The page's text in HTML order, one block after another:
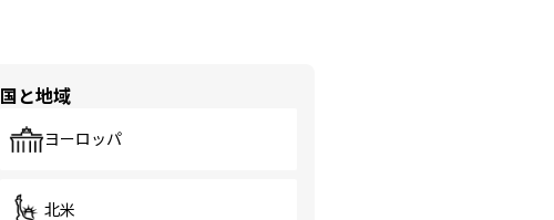
国と地域
ヨーロッパ
北米